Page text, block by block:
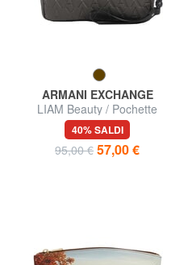
ARMANI EXCHANGE
LIAM Beauty / Pochette
40% SALDI
95,00 € 57,00 €